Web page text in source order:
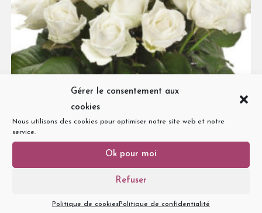
Gérer le consentement aux
cookies
Nous utilisons des cookies pour optimiser notre site web et notre
service.
Ok pour moi
Refuser
Politique de cookiesPolitique de confidentialité